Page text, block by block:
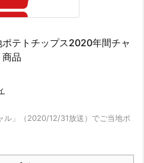
ポテトチップス2020年間チャ
品
ル」（2020/12/31放送）でご当地ポ